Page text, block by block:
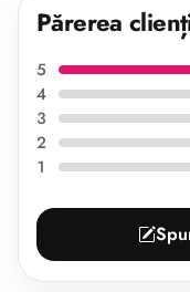
Părerea
5
4
3
2
1